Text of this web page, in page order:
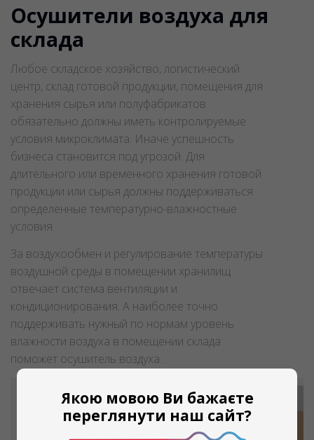
Осушители воздуха для
склада
Любое складское хозяйство, логистический
центр, склад готовой продукции, помещения для
хранения сырья или полуфабрикатов
обязательно должны иметь контролируемые
условия микроклимата. Иначе успешность
бизнеса становится под угрозой. Для
длительного или временного хранения готовой
продукции или сырья должны поддерживаться
определенные температурно-влажностные
условия.
За воздухообмен и регулирование температуры
воздушной среды в помещении хранилищ
отвечает система вентиляции и
кондиционирования. А наиболее точно
поддерживать нужный по нормам уровень
влажности воздуха в помещении склада
поможет осушитель воздуха.
Якою мовою Ви бажаєте
переглянути наш сайт?